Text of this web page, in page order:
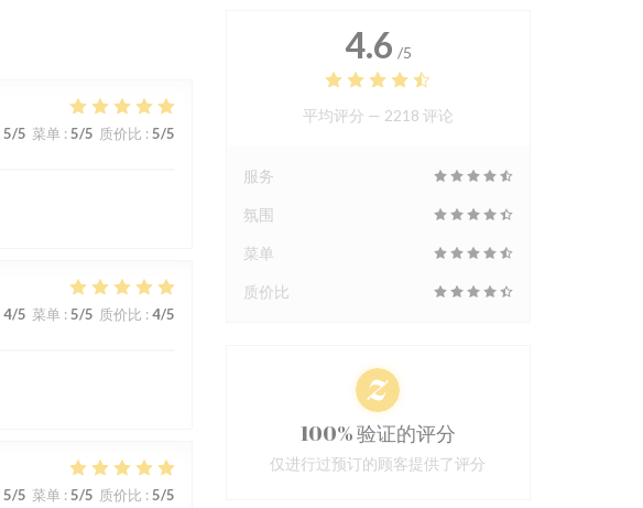
5/5 菜单: 5/5 质价比 : 5/5
4/5 菜单: 5/5 质价比 : 4/5
5/5 菜单: 5/5 质价比 : 5/5
4.6 /5
平均评分 — 2218 评论
服务
氛围
菜单
质价比
100% 验证的评分
仅进行过预订的顾客提供了评分